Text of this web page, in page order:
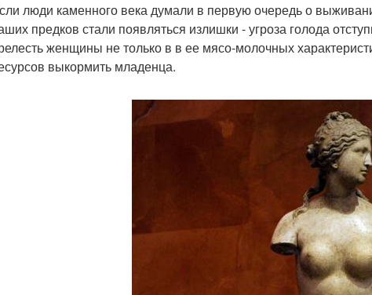
люди каменного века думали в первую очередь о
предков стали появляться излишки - угроза голода
женщины не только в в ее мясо-молочных
выкормить младенца.